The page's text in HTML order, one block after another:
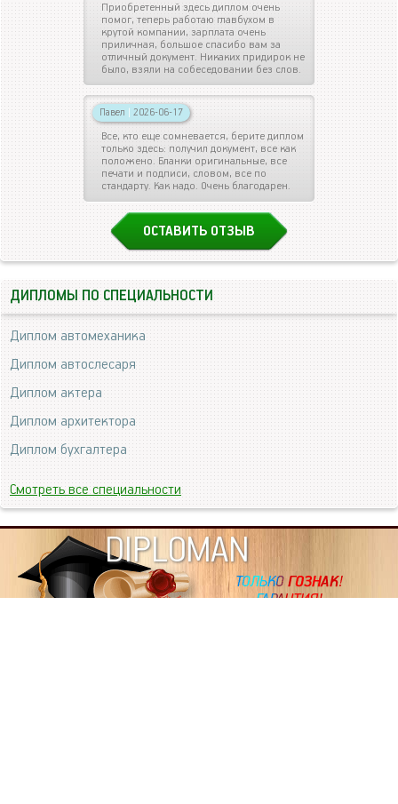
Приобретенный здесь диплом очень
помог, теперь работаю главбухом в
крутой компании, зарплата очень
приличная, большое спасибо вам за
отличный документ. Никаких придирок не
было, взяли на собеседовании без слов.
Павел 2026-06-17
Все, кто еще сомневается, берите диплом
только здесь: получил документ, все как
положено. Бланки оригинальные, все
печати и подписи, словом, все по
стандарту. Как надо. Очень благодарен.
ОСТАВИТЬ ОТЗЫВ
ДИПЛОМЫ ПО СПЕЦИАЛЬНОСТИ
Диплом автомеханика
Диплом автослесаря
Диплом актера
Диплом архитектора
Диплом бухгалтера
Смотреть все специальности
DIPLOMAN